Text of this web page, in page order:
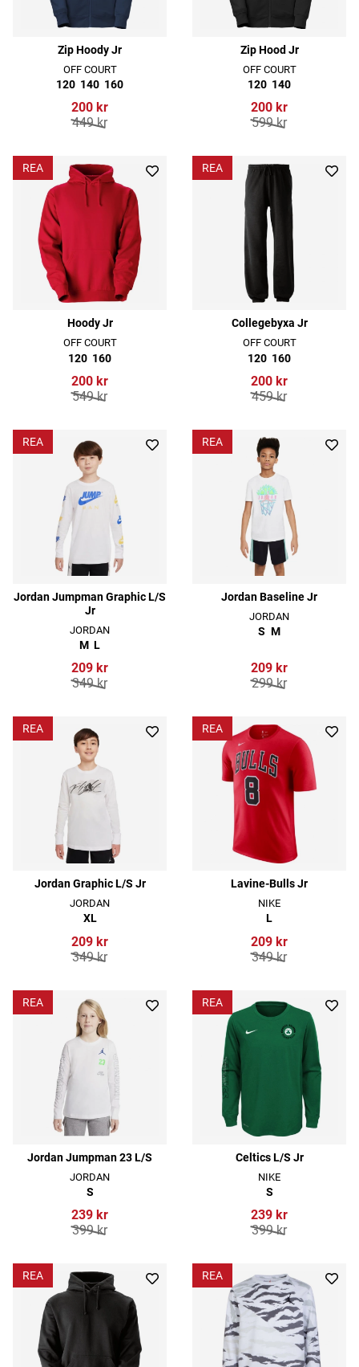
Zip Hoody Jr
OFF COURT
120 140 160
200 kr
449 kr
Zip Hood Jr
OFF COURT
120 140
200 kr
599 kr
REA
Hoody Jr
OFF COURT
120 160
200 kr
549 kr
REA
Collegebyxa Jr
OFF COURT
120 160
200 kr
459 kr
REA
Jordan Jumpman Graphic L/S
Jr
JORDAN
M L
209 kr
349 kr
REA
Jordan Baseline Jr
JORDAN
S M
209 kr
299 kr
REA
Jordan Graphic L/S Jr
JORDAN
XL
209 kr
349 kr
REA
Lavine-Bulls Jr
NIKE
L
209 kr
349 kr
REA
Jordan Jumpman 23 L/S
JORDAN
S
239 kr
399 kr
REA
Celtics L/S Jr
NIKE
S
239 kr
399 kr
REA REA